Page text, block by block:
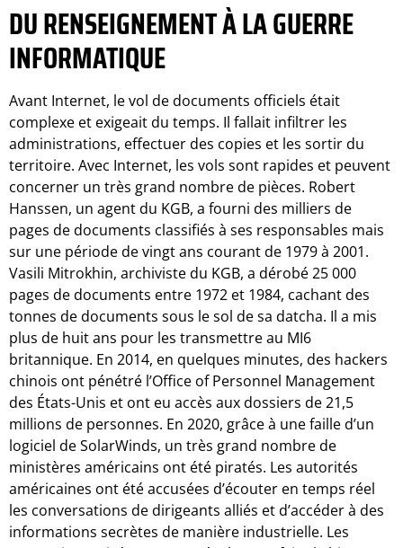
DU RENSEIGNEMENT À LA GUERRE
INFORMATIQUE
Avant Internet, le vol de documents officiels était
complexe et exigeait du temps. Il fallait infiltrer les
administrations, effectuer des copies et les sortir du
territoire. Avec Internet, les vols sont rapides et peuvent
concerner un très grand nombre de pièces. Robert
Hanssen, un agent du KGB, a fourni des milliers de
pages de documents classifiés à ses responsables mais
sur une période de vingt ans courant de 1979 à 2001.
Vasili Mitrokhin, archiviste du KGB, a dérobé 25 000
pages de documents entre 1972 et 1984, cachant des
tonnes de documents sous le sol de sa datcha. Il a mis
plus de huit ans pour les transmettre au MI6
britannique. En 2014, en quelques minutes, des hackers
chinois ont pénétré l’Office of Personnel Management
des États-Unis et ont eu accès aux dossiers de 21,5
millions de personnes. En 2020, grâce à une faille d’un
logiciel de SolarWinds, un très grand nombre de
ministères américains ont été piratés. Les autorités
américaines ont été accusées d’écouter en temps réel
les conversations de dirigeants alliés et d’accéder à des
informations secrètes de manière industrielle. Les